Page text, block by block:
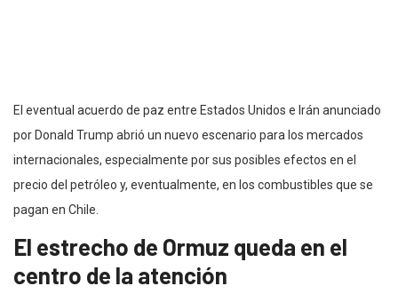
El eventual acuerdo de paz entre Estados Unidos e Irán anunciado
por Donald Trump abrió un nuevo escenario para los mercados
internacionales, especialmente por sus posibles efectos en el
precio del petróleo y, eventualmente, en los combustibles que se
pagan en Chile.
El estrecho de Ormuz queda en el
centro de la atención